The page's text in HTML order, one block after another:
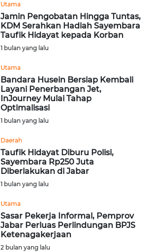
Utama
Jamin Pengobatan Hingga Tuntas,
KDM Serahkan Hadiah Sayembara
Taufik Hidayat kepada Korban
1 bulan yang lalu
Utama
Bandara Husein Bersiap Kembali
Layani Penerbangan Jet,
InJourney Mulai Tahap
Optimalisasi
1 bulan yang lalu
Daerah
Taufik Hidayat Diburu Polisi,
Sayembara Rp250 Juta
Diberlakukan di Jabar
1 bulan yang lalu
Utama
Sasar Pekerja Informal, Pemprov
Jabar Perluas Perlindungan BPJS
Ketenagakerjaan
2 bulan yang lalu